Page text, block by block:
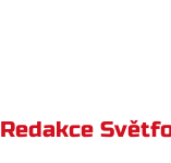
Redakce